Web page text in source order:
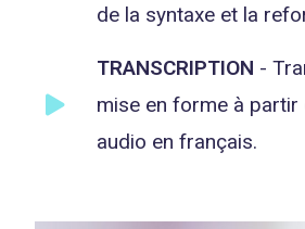
de la syntaxe et la
TRANSCRIPTION -
mise en forme à partir
audio en français.